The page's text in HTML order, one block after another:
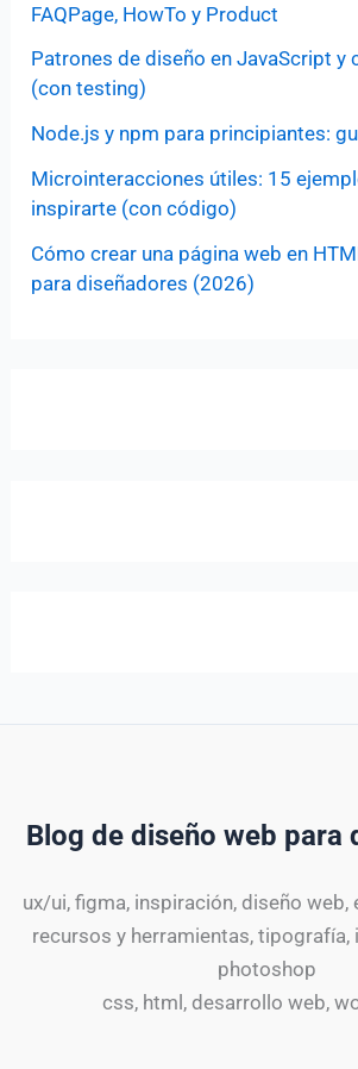
FAQPage, HowTo y Product
Patrones de diseño en JavaScript y
(con testing)
Node.js y npm para principiantes:
Microinteracciones útiles: 15
inspirarte (con código)
Cómo crear una página web en
para diseñadores (2026)
Blog de diseño web para
ux/ui, figma, inspiración, diseño web,
recursos y herramientas, tipografía,
photoshop
css, html, desarrollo web,